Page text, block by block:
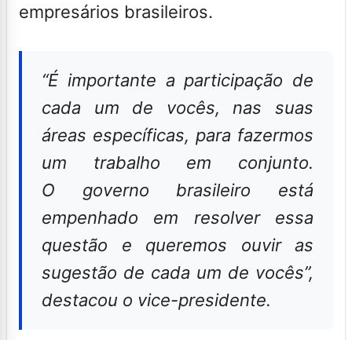
empresários brasileiros.
“É importante a participação de
cada um de vocês, nas suas
áreas específicas, para fazermos
um trabalho em conjunto.
O governo brasileiro está
empenhado em resolver essa
questão e queremos ouvir as
sugestão de cada um de vocês”,
destacou o vice-presidente.